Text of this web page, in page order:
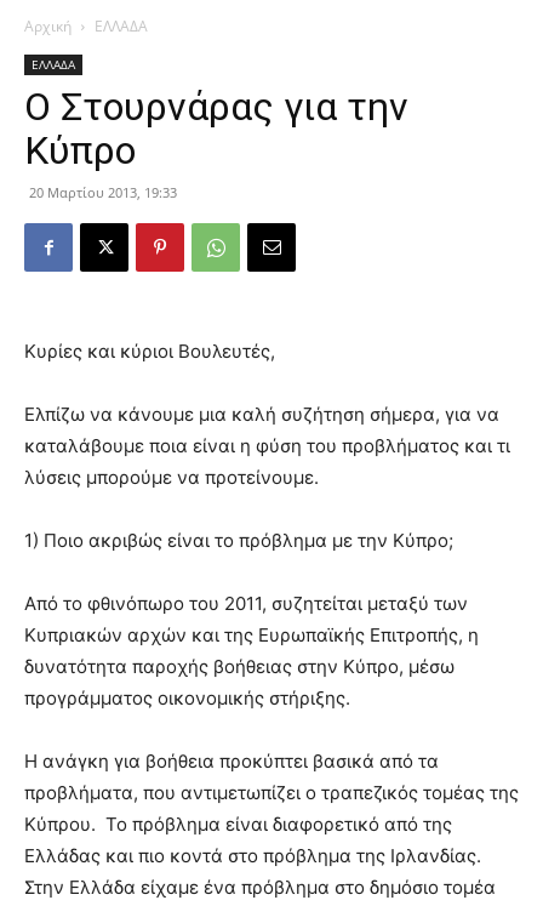
Αρχική ΕΛΛΑΔΑ
ΕΛΛΑΔΑ
Ο Στουρνάρας για την
Κύπρο
20 Μαρτίου 2013, 19:33
Κυρίες και κύριοι Βουλευτές,
Ελπίζω να κάνουμε μια καλή συζήτηση σήμερα, για να
καταλάβουμε ποια είναι η φύση του προβλήματος και τι
λύσεις μπορούμε να προτείνουμε.
1) Ποιο ακριβώς είναι το πρόβλημα με την Κύπρο;
Από το φθινόπωρο του 2011, συζητείται μεταξύ των
Κυπριακών αρχών και της Ευρωπαϊκής Επιτροπής, η
δυνατότητα παροχής βοήθειας στην Κύπρο, μέσω
προγράμματος οικονομικής στήριξης.
Η ανάγκη για βοήθεια προκύπτει βασικά από τα
προβλήματα, που αντιμετωπίζει ο τραπεζικός τομέας της
Κύπρου. Το πρόβλημα είναι διαφορετικό από της
Ελλάδας και πιο κοντά στο πρόβλημα της Ιρλανδίας.
Στην Ελλάδα είχαμε ένα πρόβλημα στο δημόσιο τομέα